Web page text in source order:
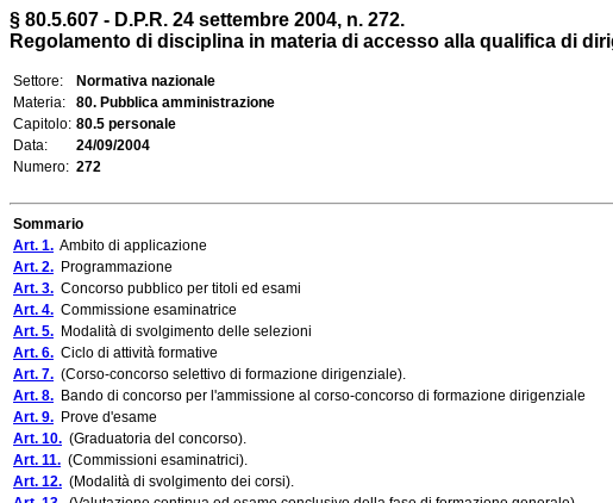
§ 80.5.607 - D.P.R. 24 settembre 2004, n. 272.
Regolamento di disciplina in materia di accesso alla qualifica di
Settore:
Normativa nazionale
Materia:
80. Pubblica amministrazione
Capitolo: 80.5 personale
Data:
24/09/2004
Numero: 272
Sommario
Art. 1. Ambito di applicazione
Art. 2. Programmazione
Art. 3. Concorso pubblico per titoli ed esami
Art. 4. Commissione esaminatrice
Art. 5. Modalità di svolgimento delle selezioni
Art. 6. Ciclo di attività formative
Art. 7. (Corso-concorso selettivo di formazione dirigenziale).
Art. 8. Bando di concorso per l'ammissione al corso-concorso di formazione dirigenziale
Art. 9. Prove d'esame
Art. 10. (Graduatoria del concorso).
Art. 11. (Commissioni esaminatrici).
Art. 12. (Modalità di svolgimento dei corsi).